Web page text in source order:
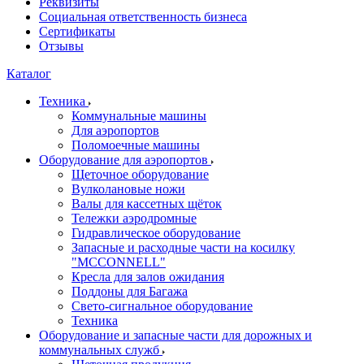
Социальная ответственность бизнеса
Сертификаты
Отзывы
Каталог
Техника
Коммунальные машины
Для аэропортов
Поломоечные машины
Оборудование для аэропортов
Щеточное оборудование
Вулколановые ножи
Валы для кассетных щёток
Тележки аэродромные
Гидравлическое оборудование
Запасные и расходные части на косилку
"MCCONNELL"
Кресла для залов ожидания
Поддоны для Багажа
Свето-сигнальное оборудование
Техника
Оборудование и запасные части для дорожных и
коммунальных служб